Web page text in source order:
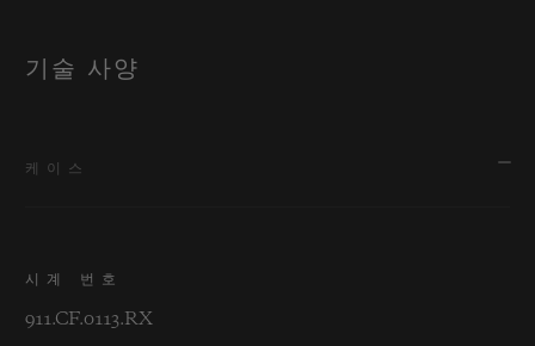
기술 사양
케이스
시계 번호
911.CF.0113.RX